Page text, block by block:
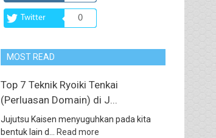
Twitter 0
MOST READ
Top 7 Teknik Ryoiki Tenkai
(Perluasan Domain) di J...
Jujutsu Kaisen menyuguhkan pada kita
bentuk lain d...
Read more